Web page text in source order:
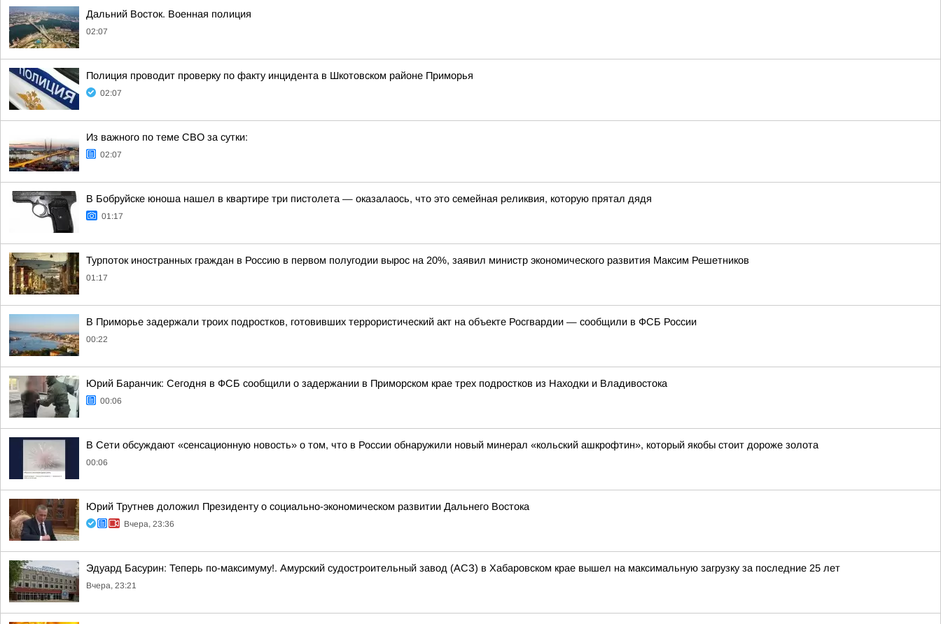
Дальний Восток. Военная полиция
02:07
Полиция проводит проверку по факту инцидента в Шкотовском районе Приморья
02:07
Из важного по теме СВО за сутки:
02:07
В Бобруйске юноша нашел в квартире три пистолета — оказалаось, что это семейная реликвия, которую прятал дядя
01:17
Турпоток иностранных граждан в Россию в первом полугодии вырос на 20%, заявил министр экономического развития Максим Решетников
01:17
В Приморье задержали троих подростков, готовивших террористический акт на объекте Росгвардии — сообщили в ФСБ России
00:22
Юрий Баранчик: Сегодня в ФСБ сообщили о задержании в Приморском крае трех подростков из Находки и Владивостока
00:06
В Сети обсуждают «сенсационную новость» о том, что в России обнаружили новый минерал «кольский ашкрофтин», который якобы стоит дороже золота
00:06
Юрий Трутнев доложил Президенту о социально-экономическом развитии Дальнего Востока
Вчера, 23:36
Эдуард Басурин: Теперь по-максимуму!. Амурский судостроительный завод (АСЗ) в Хабаровском крае вышел на максимальную загрузку за последние 25 лет
Вчера, 23:21